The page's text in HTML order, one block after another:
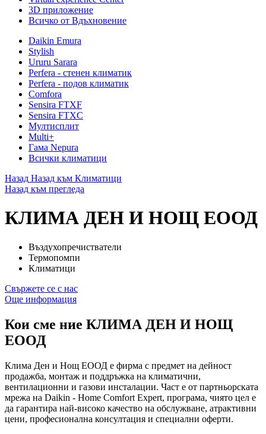
3D приложение
Всичко от Вдъхновение
Daikin Emura
Stylish
Ururu Sarara
Perfera - стенен климатик
Perfera - подов климатик
Comfora
Sensira FTXF
Sensira FTXC
Мултисплит
Multi+
Гама Nepura
Всички климатици
Назад Назад към Климатици
Назад към прегледа
КЛИМА ДЕН И НОЩ ЕООД
Въздухопречистватели
Термопомпи
Климатици
Свържете се с нас
Още информация
Кои сме ние КЛИМА ДЕН И НОЩ
ЕООД
Клима Ден и Нощ ЕООД е фирма с предмет на дейност
продажба, монтаж и поддръжка на климатични,
вентилационни и газови инсталации. Част е от партньорската
мрежа на Daikin - Home Comfort Expert, програма, чиято цел е
да гарантира най-високо качество на обслужване, атрактивни
цени, професионална консултация и специални оферти.